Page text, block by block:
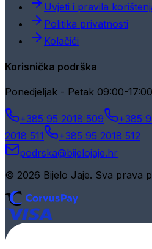
Uvjeti i pravila
Politika privatnosti
Kolačići
Korisnička podrška
Ponedjeljak - Petak 09:00-17:00
+385 95 2018 509 +385
2018 511
+385 95 2018 512
podrska@bijelojaje.hr
© 2026 Bijelo Jaje. Sva prava